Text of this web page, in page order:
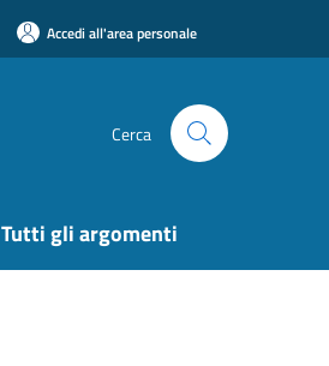
Accedi all'area personale
Cerca
Tutti gli argomenti